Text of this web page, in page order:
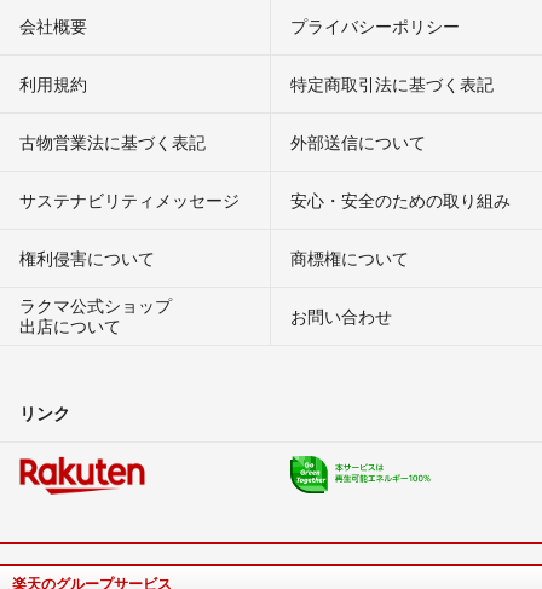
会社概要 プライバシーポリシー
利用規約 特定商取引法に基づく表記
古物営業法に基づく表記 外部送信について
サステナビリティメッセージ 安心・安全のための取り組み
権利侵害について
商標権について
ラクマ公式ショップ
出店について
お問い合わせ
リンク
楽天のグループサービス